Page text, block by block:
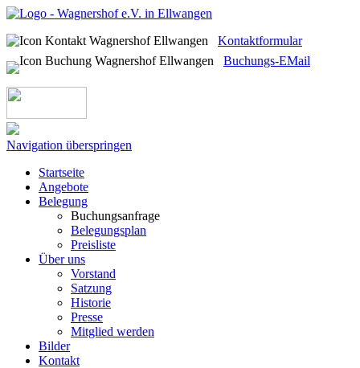
Kontaktformular
Buchungs-EMail
Navigation überspringen
Startseite
Angebote
Belegung
Buchungsanfrage
Belegungsplan
Preisliste
Über uns
Vorstand
Satzung
Historie
Presse
Mitglied werden
Bilder
Kontakt